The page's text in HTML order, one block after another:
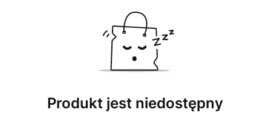
Produkt jest niedostępny